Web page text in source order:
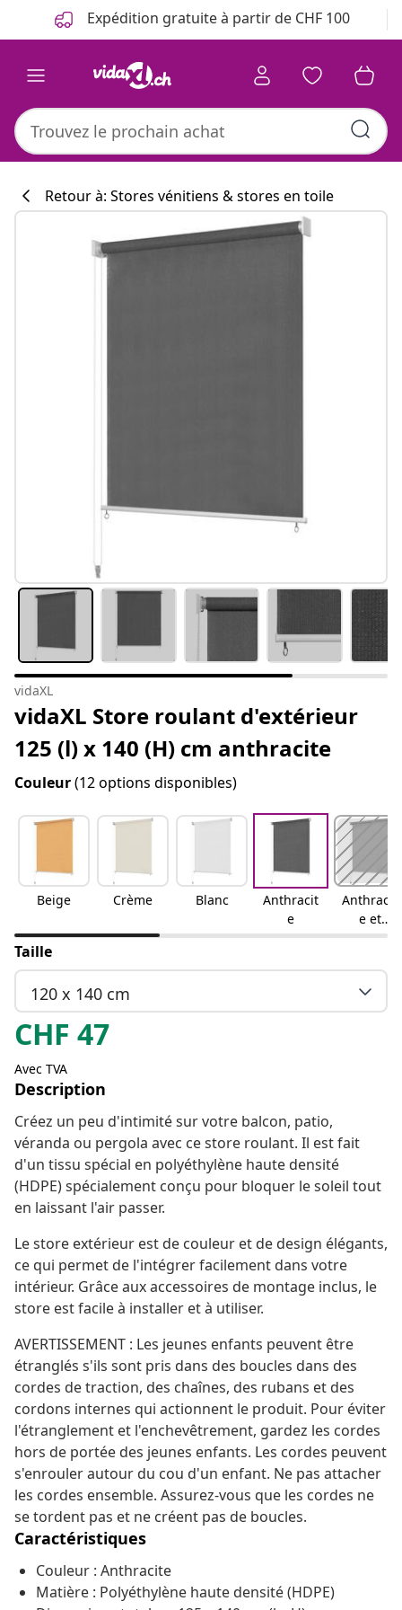
Précédent Expédition gratuite à partir de CHF 100
Retour à: Stores vénitiens & stores en toile
vidaXL
vidaXL Store roulant d'extérieur
125 (l) x 140 (H) cm anthracite
Couleur(12 options disponibles)
Beige Crème Blanc
Anthracit
e
Anthracit
e et
bande
Taille
120 x 140 cm
CHF 47
Avec TVA
Description
Créez un peu d'intimité sur votre balcon, patio,
véranda ou pergola avec ce store roulant. Il est fait
d'un tissu spécial en polyéthylène haute densité
(HDPE) spécialement conçu pour bloquer le soleil tout
en laissant l'air passer.
Le store extérieur est de couleur et de design élégants,
ce qui permet de l'intégrer facilement dans votre
intérieur. Grâce aux accessoires de montage inclus, le
store est facile à installer et à utiliser.
AVERTISSEMENT : Les jeunes enfants peuvent être
étranglés s'ils sont pris dans des boucles dans des
cordes de traction, des chaînes, des rubans et des
cordons internes qui actionnent le produit. Pour éviter
l'étranglement et l'enchevêtrement, gardez les cordes
hors de portée des jeunes enfants. Les cordes peuvent
s'enrouler autour du cou d'un enfant. Ne pas attacher
les cordes ensemble. Assurez-vous que les cordes ne
se tordent pas et ne créent pas de boucles.
Caractéristiques
Couleur : Anthracite
Matière : Polyéthylène haute densité (HDPE)